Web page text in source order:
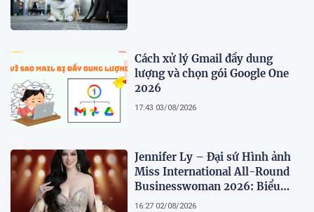
Cách xử lý Gmail đầy dung
lượng và chọn gói Google One
2026
17:43 03/08/2026
Jennifer Ly – Đại sứ Hình ảnh
Miss International All-Round
Businesswoman 2026: Biểu
tượng của nhan sắc, trí tuệ và
16:27 02/08/2026